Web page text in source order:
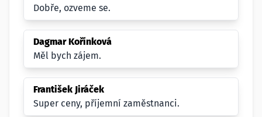
Dobře, ozveme se.
Dagmar Kořínková
Měl bych zájem.
František Jiráček
Super ceny, příjemní zaměstnanci.